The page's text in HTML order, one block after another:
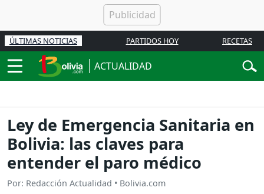
ÚLTIMAS NOTICIAS PARTIDOS HOY RECETAS
ACTUALIDAD
Ley de Emergencia Sanitaria en
Bolivia: las claves para
entender el paro médico
Por: Redacción Actualidad • Bolivia.com